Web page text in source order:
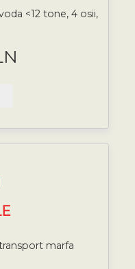
<12 tone, 4 osii,
marfa